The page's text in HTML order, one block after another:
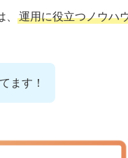
運用に役立つノウハ
ます！